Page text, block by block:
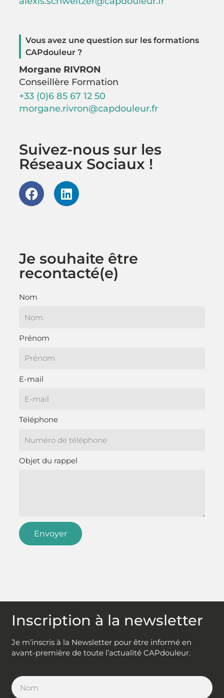
Vous avez une question sur les formations
CAPdouleur ?
Morgane RIVRON
Conseillère Formation
+33 (0)6 85 67 12 50
morgane.rivron@capdouleur.fr
Suivez-nous sur les
Réseaux Sociaux !
F
a
o
k
L
i
d
i
n
Je souhaite être
recontacté(e)​
Nom
Prénom
E-mail
Téléphone
Objet du rappel
Envoyer
Inscription à la newsletter
Je m’inscris à la Newsletter pour être informé en
avant-première de toute l’actualité CAPdouleur.